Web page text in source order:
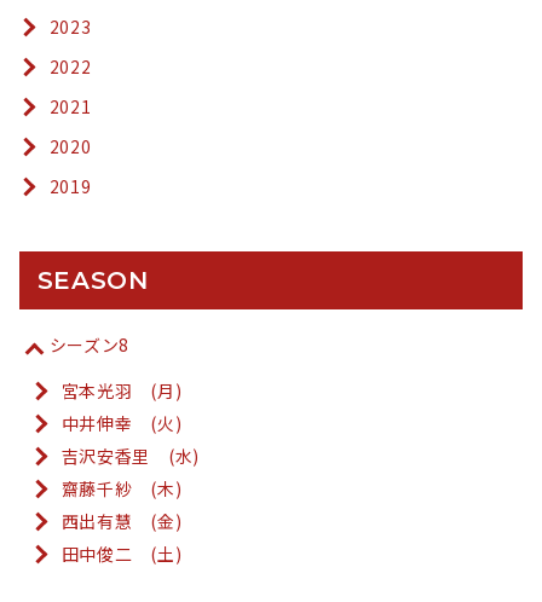
2023
2022
2021
2020
2019
SEASON
シーズン8
宮本光羽 (月)
中井伸幸 (火)
吉沢安香里 (水)
齋藤千紗 (木)
西出有慧 (金)
田中俊二 (土)